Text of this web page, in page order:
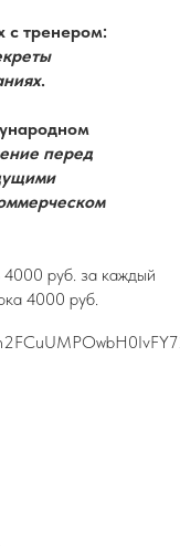
с тренером:
.
перед
руб. за каждый
4000 руб.